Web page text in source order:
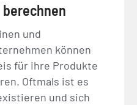
und
können
für ihre Produkte
Oftmals ist es
und sich